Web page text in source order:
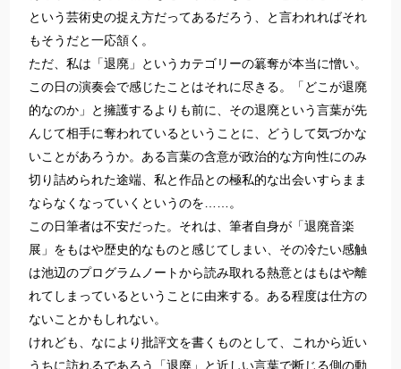
という芸術史の捉え方だってあるだろう、と言われればそれ
もそうだと一応頷く。
ただ、私は「退廃」というカテゴリーの簒奪が本当に憎い。
この日の演奏会で感じたことはそれに尽きる。「どこが退廃
的なのか」と擁護するよりも前に、その退廃という言葉が先
んじて相手に奪われているということに、どうして気づかな
いことがあろうか。ある言葉の含意が政治的な方向性にのみ
切り詰められた途端、私と作品との極私的な出会いすらまま
ならなくなっていくというのを……。
この日筆者は不安だった。それは、筆者自身が「退廃音楽
展」をもはや歴史的なものと感じてしまい、その冷たい感触
は池辺のプログラムノートから読み取れる熱意とはもはや離
れてしまっているということに由来する。ある程度は仕方の
ないことかもしれない。
けれども、なにより批評文を書くものとして、これから近い
うちに訪れるであろう「退廃」と近しい言葉で断じる側の動